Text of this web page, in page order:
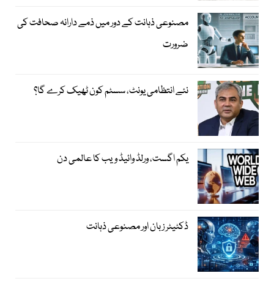
مصنوعی ذہانت کے دور میں ذمے دارانہ صحافت کی
ضرورت
نئے انتظامی یونٹ، سسٹم کون ٹھیک کرے گا؟
یکم اگست، ورلڈ وائیڈ ویب کا عالمی دن
ڈکٹیٹر زبان اور مصنوعی ذہانت